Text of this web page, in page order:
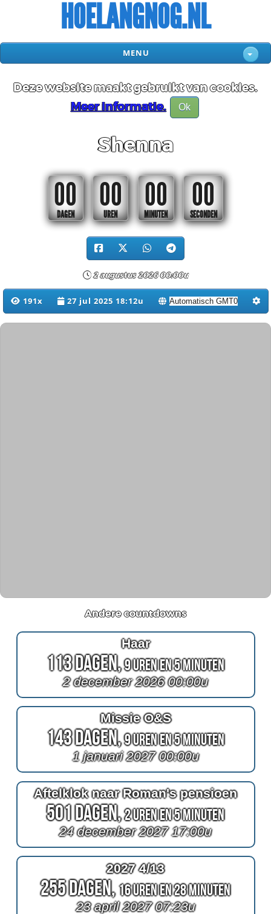
HOELANGNOG.NL
MENU
Deze website maakt gebruikt van cookies.
Meer informatie.
Ok
Shenna
00
DAGEN
00
UREN
00
MINUTEN
00
SECONDEN
2 augustus 2026 00:00u
191x 27 jul 2025 18:12u
Andere countdowns
Haar
113 Dagen,9 Uren en 5 Minuten
2 december 2026 00:00u
Missie O&S
143 Dagen,9 Uren en 5 Minuten
1 januari 2027 00:00u
Aftelklok naar Roman's pensioen
501 Dagen,2 Uren en 5 Minuten
24 december 2027 17:00u
2027 4/13
255 Dagen,16 Uren en 28 Minuten
23 april 2027 07:23u